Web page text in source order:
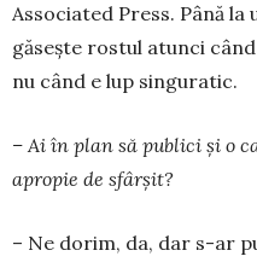
Associated Press. Până
găsește rostul atunci
nu când e lup singuratic.
– Ai în plan să publici și o
apropie de sfârșit?
– Ne dorim, da, dar s-ar